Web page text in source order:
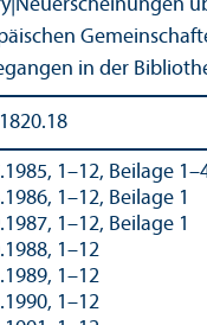
| Neuerscheinungen
in der
1–12, Beilage
1–12, Beilage 1
1–12, Beilage 1
1–12
1–12
1–12